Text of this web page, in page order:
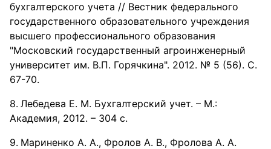
бухгалтерского учета // Вестник федерального
государственного образовательного учреждения
высшего профессионального образования
"Московский государственный агроинженерный
университет им. В.П. Горячкина". 2012. № 5 (56). С.
67-70.
Лебедева Е. М. Бухгалтерский учет. – М.:
Академия, 2012. – 304 с.
Мариненко А. А., Фролов А. В., Фролова А. А.